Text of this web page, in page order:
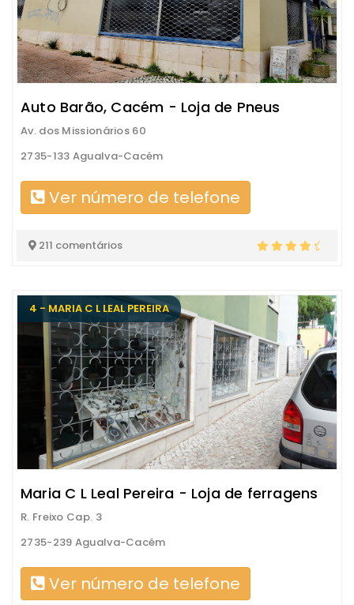
Auto Barão, Cacém - Loja de Pneus
Av. dos Missionários 60
2735-133 Agualva-Cacém
Ver número de telefone
211 comentários
4 - MARIA C L LEAL PEREIRA
Maria C L Leal Pereira - Loja de ferragens
R. Freixo Cap. 3
2735-239 Agualva-Cacém
Ver número de telefone